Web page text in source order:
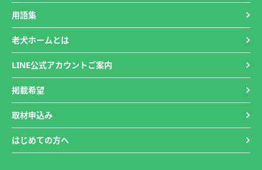
用語集
老犬ホームとは
LINE公式アカウントご案内
掲載希望
取材申込み
はじめての方へ